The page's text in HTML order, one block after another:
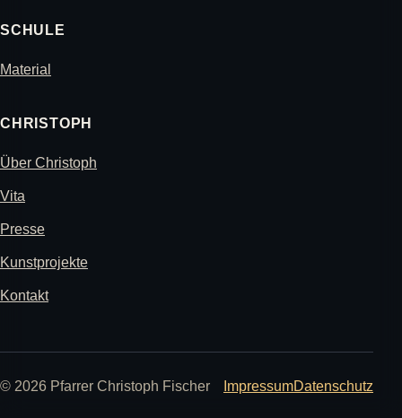
SCHULE
Material
CHRISTOPH
Über Christoph
Vita
Presse
Kunstprojekte
Kontakt
© 2026 Pfarrer Christoph Fischer ImpressumDatenschutz